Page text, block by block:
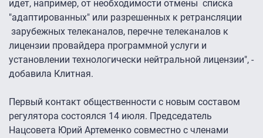
идет, например, от необходимости отмены списка
"адаптированных" или разрешенных к ретрансляции
зарубежных телеканалов, перечне телеканалов к
лицензии провайдера программной услуги и
установлении технологически нейтральной лицензии", -
добавила Клитная.
Первый контакт общественности с новым составом
регулятора состоялся 14 июля. Председатель
Нацсовета Юрий Артеменко совместно с членами